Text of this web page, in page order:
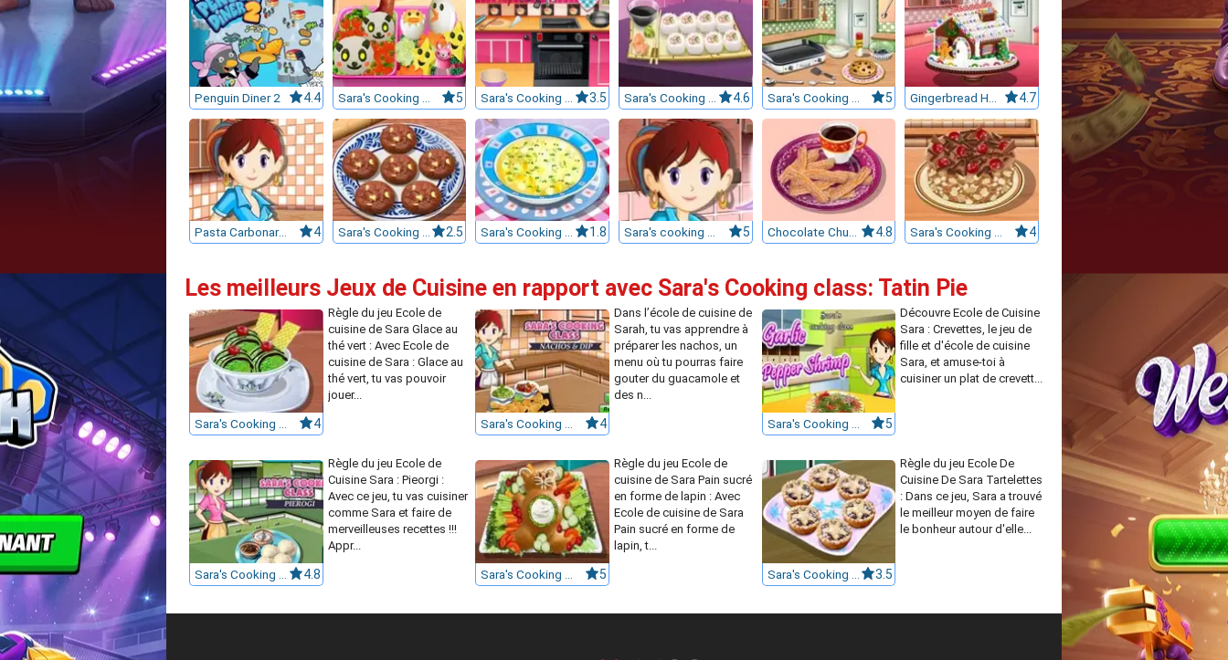
Penguin Diner 2 4.4 Sara's Cooking Class : Bento 5 Sara's Cooking Class : Chocolate Cupcakes 3.5 Sara's Cooking Class : California Rolls 4.6 Sara's Cooking Class : Pancakes 6134 5 Gingerbread House : Sara's Cooking Class 4.7
Pasta Carbonara : Sara's Cooking Class 4 Sara's Cooking Class: Chocolate Cookies 2.5 Sara's Cooking Class: Chicken Soup 1.8 Sara's cooking class: Lentil Soup 5 Chocolate Churros: Sara's Cooking Class 4.8 Sara's Cooking Class: Chocolate Cake 4
Les meilleurs Jeux de Cuisine en rapport avec Sara's Cooking class: Tatin Pie
4
Règle du jeu Ecole de
cuisine de Sara Glace au
thé vert : Avec Ecole de
cuisine de Sara : Glace au
thé vert, tu vas pouvoir
jouer...
4
Dans l’école de cuisine de
Sarah, tu vas apprendre à
préparer les nachos, un
menu où tu pourras faire
gouter du guacamole et
des n...
5
Découvre Ecole de Cuisine
Sara : Crevettes, le jeu de
fille et d'école de cuisine
Sara, et amuse-toi à
cuisiner un plat de crevett...
4.8
Règle du jeu Ecole de
Cuisine Sara : Pieorgi :
Avec ce jeu, tu vas cuisiner
comme Sara et faire de
merveilleuses recettes !!!
Appr...
5
Règle du jeu Ecole de
cuisine de Sara Pain sucré
en forme de lapin : Avec
Ecole de cuisine de Sara
Pain sucré en forme de
lapin, t...
3.5
Règle du jeu Ecole De
Cuisine De Sara Tartelettes
: Dans ce jeu, Sara a trouvé
le meilleur moyen de faire
le bonheur autour d'elle...